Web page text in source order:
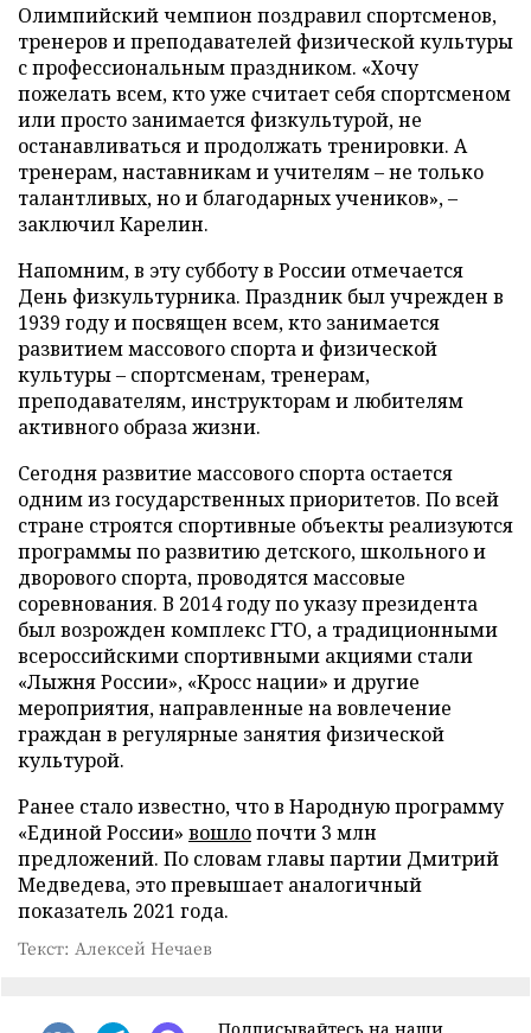
Олимпийский чемпион поздравил спортсменов,
тренеров и преподавателей физической культуры
с профессиональным праздником. «Хочу
пожелать всем, кто уже считает себя спортсменом
или просто занимается физкультурой, не
останавливаться и продолжать тренировки. А
тренерам, наставникам и учителям – не только
талантливых, но и благодарных учеников», –
заключил Карелин.
Напомним, в эту субботу в России отмечается
День физкультурника. Праздник был учрежден в
1939 году и посвящен всем, кто занимается
развитием массового спорта и физической
культуры – спортсменам, тренерам,
преподавателям, инструкторам и любителям
активного образа жизни.
Сегодня развитие массового спорта остается
одним из государственных приоритетов. По всей
стране строятся спортивные объекты реализуются
программы по развитию детского, школьного и
дворового спорта, проводятся массовые
соревнования. В 2014 году по указу президента
был возрожден комплекс ГТО, а традиционными
всероссийскими спортивными акциями стали
«Лыжня России», «Кросс нации» и другие
мероприятия, направленные на вовлечение
граждан в регулярные занятия физической
культурой.
Ранее стало известно, что в Народную программу
«Единой России» вошлопочти 3 млн
предложений. По словам главы партии Дмитрий
Медведева, это превышает аналогичный
показатель 2021 года.
Текст: Алексей Нечаев
Подписывайтесь на наши